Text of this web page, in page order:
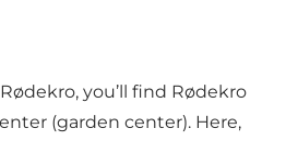
you’ll find Rødekro
(garden center). Here,